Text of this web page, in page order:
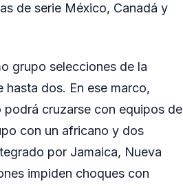
de serie México, Canadá y
grupo selecciones de la
hasta dos. En ese marco,
podrá cruzarse con equipos de
con un africano y dos
por Jamaica, Nueva
impiden choques con